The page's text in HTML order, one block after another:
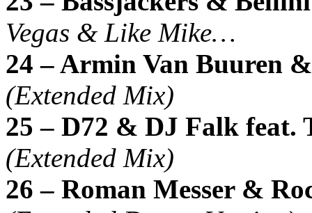
Vegas & Like Mike…
24 – Armin Van Buuren
(Extended Mix)
25 – D72 & DJ Falk feat.
(Extended Mix)
26 – Roman Messer &